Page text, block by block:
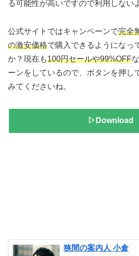
る可能性が高いですので利用しない
公式サイトではキャンペーンで完全
の激安価格で購入できるようになっ
か？現在も100円セールや99%OFF
ーンをしているので、ボタンを押し
みてくださいね。
▷Download
狭間の案内人 小倉